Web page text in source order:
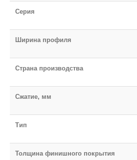
Серия
Ширина профиля
Страна производства
Сжатие, мм
Тип
Толщина финишного покрытия